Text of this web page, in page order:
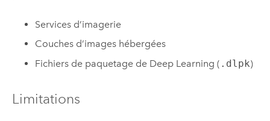
Services d’imagerie
Couches d’images hébergées
Fichiers de paquetage de Deep Learning ( .dlpk)
Limitations